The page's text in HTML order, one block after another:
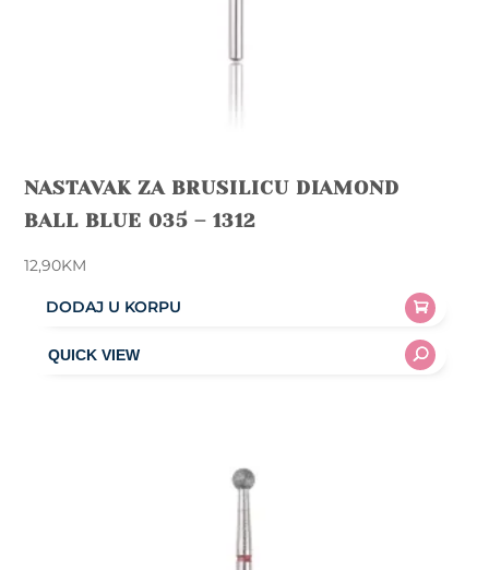
NASTAVAK ZA BRUSILICU DIAMOND
BALL BLUE 035 – 1312
12,90KM
DODAJ U KORPU